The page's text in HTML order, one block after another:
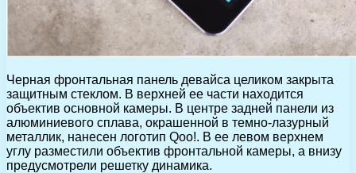
Черная фронтальная панель девайса целиком закрыта
защитным стеклом. В верхней ее части находится
объектив основной камеры. В центре задней панели из
алюминиевого сплава, окрашенной в темно-лазурный
металлик, нанесен логотип Qoo!. В ее левом верхнем
углу разместили объектив фронтальной камеры, а внизу
предусмотрели решетку динамика.